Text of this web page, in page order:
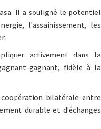
Il a souligné le potentiel
l'assainissement, les
activement dans la
gagnant, fidèle à la
bilatérale entre
durable et d'échanges